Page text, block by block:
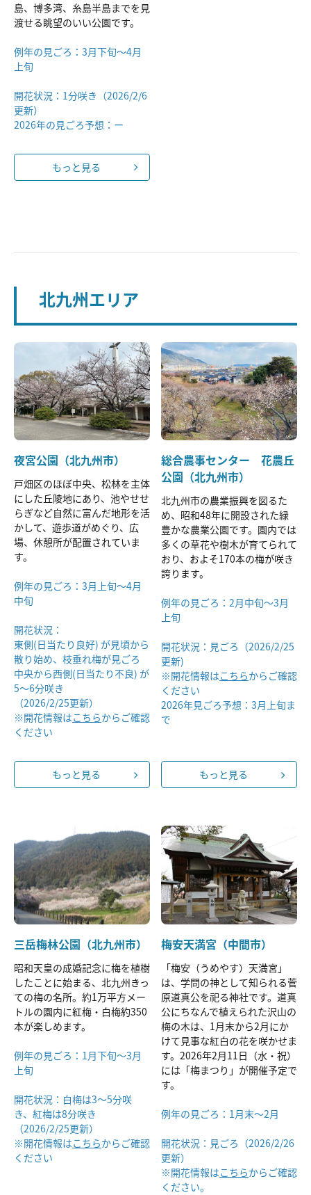
島、博多湾、糸島半島までを見
渡せる眺望のいい公園です。
例年の見ごろ：3月下旬～4月
上旬
開花状況：1分咲き（2026/2/6
更新）
2026年の見ごろ予想：ー
もっと見る
北九州エリア
夜宮公園（北九州市）
戸畑区のほぼ中央、松林を主体
にした丘陵地にあり、池やせせ
らぎなど自然に富んだ地形を活
かして、遊歩道がめぐり、広
場、休憩所が配置されていま
す。
例年の見ごろ：3月上旬～4月
中旬
開花状況：
東側(日当たり良好) が見頃から
散り始め、枝垂れ梅が見ごろ
中央から西側(日当たり不良) が
5～6分咲き
（2026/2/25更新）
※開花情報はこちらからご確認
ください
もっと見る
総合農事センター 花農丘
公園（北九州市）
北九州市の農業振興を図るた
め、昭和48年に開設された緑
豊かな農業公園です。園内では
多くの草花や樹木が育てられて
おり、およそ170本の梅が咲き
誇ります。
例年の見ごろ：2月中旬～3月
上旬
開花状況：見ごろ（2026/2/25
更新)
※開花情報はこちらからご確認
ください
2026年見ごろ予想：3月上旬ま
で
もっと見る
三岳梅林公園（北九州市）
昭和天皇の成婚記念に梅を植樹
したことに始まる、北九州きっ
ての梅の名所。約1万平方メー
トルの園内に紅梅・白梅約350
本が楽しめます。
例年の見ごろ：1月下旬～3月
上旬
開花状況：白梅は3～5分咲
き、紅梅は8分咲き
（2026/2/25更新）
※開花情報はこちらからご確認
ください
梅安天満宮（中間市）
「梅安（うめやす）天満宮」
は、学問の神として知られる菅
原道真公を祀る神社です。道真
公にちなんで植えられた沢山の
梅の木は、1月末から2月にか
けて見事な紅白の花を咲かせま
す。2026年2月11日（水・祝）
には「梅まつり」が開催予定で
す。
例年の見ごろ：1月末〜2月
開花状況：見ごろ（2026/2/26
更新）
※開花情報はこちらからご確認
ください。